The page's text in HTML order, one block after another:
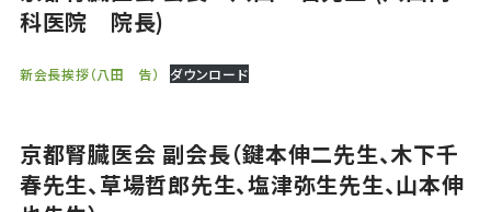
科医院 院長)
新会長挨拶（八田 告） ダウンロード
京都腎臓医会 副会長（鍵本伸二先生、木下千
春先生、草場哲郎先生、塩津弥生先生、山本伸